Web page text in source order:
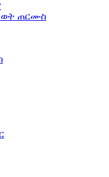
ጠርሙስ